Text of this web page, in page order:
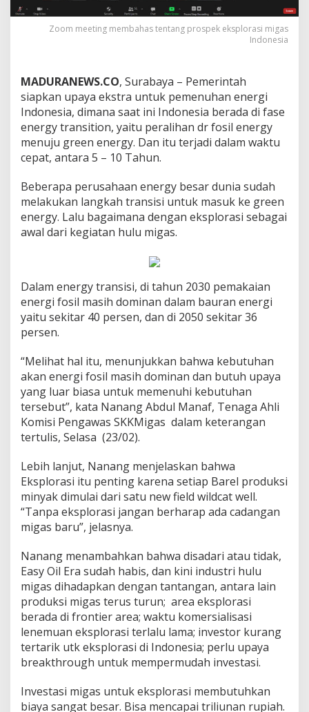
Zoom meeting membahas tentang prospek eksplorasi migas
Indonesia
MADURANEWS.CO, Surabaya – Pemerintah
siapkan upaya ekstra untuk pemenuhan energi
Indonesia, dimana saat ini Indonesia berada di fase
energy transition, yaitu peralihan dr fosil energy
menuju green energy. Dan itu terjadi dalam waktu
cepat, antara 5 – 10 Tahun.
Beberapa perusahaan energy besar dunia sudah
melakukan langkah transisi untuk masuk ke green
energy. Lalu bagaimana dengan eksplorasi sebagai
awal dari kegiatan hulu migas.
Dalam energy transisi, di tahun 2030 pemakaian
energi fosil masih dominan dalam bauran energi
yaitu sekitar 40 persen, dan di 2050 sekitar 36
persen.
“Melihat hal itu, menunjukkan bahwa kebutuhan
akan energi fosil masih dominan dan butuh upaya
yang luar biasa untuk memenuhi kebutuhan
tersebut”, kata Nanang Abdul Manaf, Tenaga Ahli
Komisi Pengawas SKKMigas dalam keterangan
tertulis, Selasa (23/02).
Lebih lanjut, Nanang menjelaskan bahwa
Eksplorasi itu penting karena setiap Barel produksi
minyak dimulai dari satu new field wildcat well.
“Tanpa eksplorasi jangan berharap ada cadangan
migas baru”, jelasnya.
Nanang menambahkan bahwa disadari atau tidak,
Easy Oil Era sudah habis, dan kini industri hulu
migas dihadapkan dengan tantangan, antara lain
produksi migas terus turun; area eksplorasi
berada di frontier area; waktu komersialisasi
lenemuan eksplorasi terlalu lama; investor kurang
tertarik utk eksplorasi di Indonesia; perlu upaya
breakthrough untuk mempermudah investasi.
Investasi migas untuk eksplorasi membutuhkan
biaya sangat besar. Bisa mencapai triliunan rupiah.